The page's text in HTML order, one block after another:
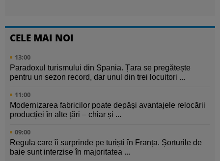
CELE MAI NOI
13:00
Paradoxul turismului din Spania. Țara se pregătește
pentru un sezon record, dar unul din trei locuitori ...
11:00
Modernizarea fabricilor poate depăși avantajele relocării
producției în alte țări – chiar și ...
09:00
Regula care îi surprinde pe turiști în Franța. Șorturile de
baie sunt interzise în majoritatea ...